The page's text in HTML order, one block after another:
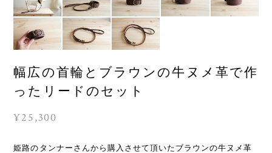
幅広の首輪とブラウンの牛ヌメ革で作
ったリードのセット
¥25,300
姫路のタンナーさんから購入させて頂いたブラウンの牛ヌメ革